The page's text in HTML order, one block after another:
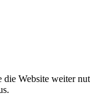
die Website weiter